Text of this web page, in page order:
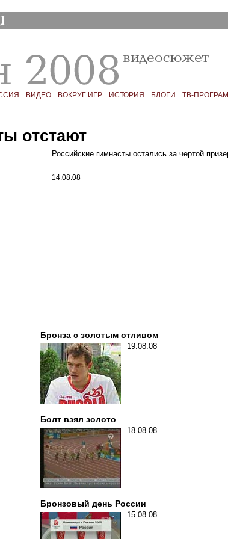
ВИДЕО ВОКРУГ ИГР ИСТОРИЯ БЛОГИ ТВ-
отстают
Российские гимнасты остались за чертой
14.08.08
Бронза с золотым отливом
19.08.08
Болт взял золото
18.08.08
Бронзовый день России
15.08.08